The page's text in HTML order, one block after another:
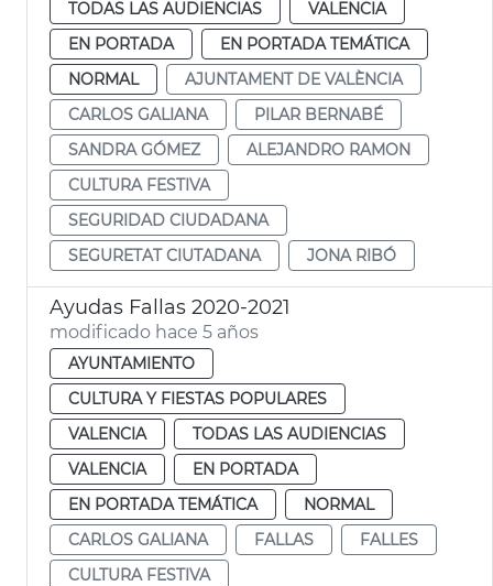
TODAS LAS AUDIENCIAS
VALENCIA
EN PORTADA
EN PORTADA TEMÁTICA
NORMAL
AJUNTAMENT DE VALÈNCIA
CARLOS GALIANA
PILAR BERNABÉ
SANDRA GÓMEZ
ALEJANDRO RAMON
CULTURA FESTIVA
SEGURIDAD CIUDADANA
SEGURETAT CIUTADANA
JONA RIBÓ
Ayudas Fallas 2020-2021
modificado hace 5 años
AYUNTAMIENTO
CULTURA Y FIESTAS POPULARES
VALENCIA
TODAS LAS AUDIENCIAS
VALENCIA
EN PORTADA
EN PORTADA TEMÁTICA
NORMAL
CARLOS GALIANA
FALLAS
FALLES
CULTURA FESTIVA